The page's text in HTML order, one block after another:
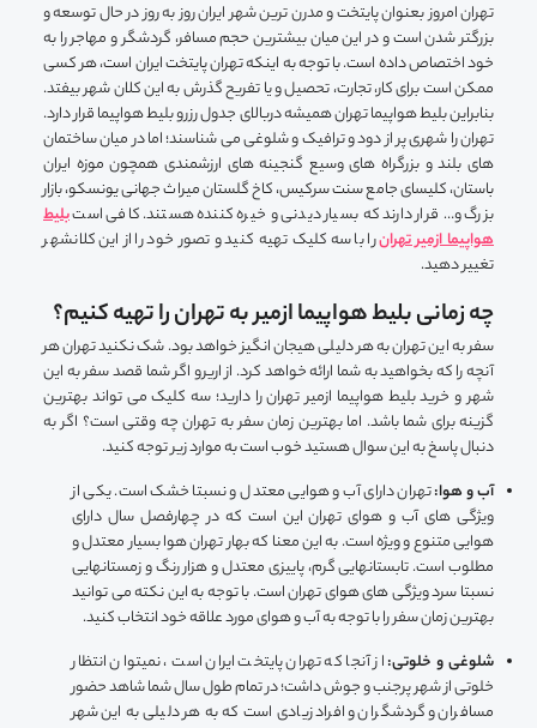
تهران امروز بعنوان پایتخت و مدرن ترین شهر ایران روز به روز در حال توسعه و
بزرگتر شدن است و در این میان بیشترین حجم مسافر، گردشگر و مهاجر را به
خود اختصاص داده است. با توجه به اینکه تهران پایتخت ایران است، هر کسی
ممکن است برای کار، تجارت، تحصیل و یا تفریح گذرش به این کلان شهر بیفتد.
بنابراین بلیط هواپیما تهران همیشه دربالای جدول رزرو بلیط هواپیما قرار دارد.
تهران را شهری پر از دود و ترافیک و شلوغی می شناسند؛ اما در میان ساختمان
های بلند و بزرگراه های وسیع گنجینه های ارزشمندی همچون موزه ایران
باستان، کلیسای جامع سنت سرکیس، کاخ گلستان میراث جهانی یونسکو، بازار
بزرگ و… قرار دارند که بسیار دیدنی و خیره کننده هستند. کافی استبلیط
هواپیما ازمیر تهرانرا با سه کلیک تهیه کنید و تصور خود را از این کلانشهر
تغییر دهید.
چه زمانی بلیط هواپیما ازمیر به تهران را تهیه کنیم؟
سفر به این تهران به هر دلیلی هیجان انگیز خواهد بود. شک نکنید تهران هر
آنچه را که بخواهید به شما ارائه خواهد کرد. از اریرو اگر شما قصد سفر به این
شهر و خرید بلیط هواپیما ازمیر تهران را دارید؛ سه کلیک می تواند بهترین
گزینه برای شما باشد. اما بهترین زمان سفر به تهران چه وقتی است؟ اگر به
دنبال پاسخ به این سوال هستید خوب است به موارد زیر توجه کنید.
آب و هوا:تهران دارای آب و هوایی معتدل و نسبتا خشک است. یکی از
ویژگی های آب و هوای تهران این است که در چهارفصل سال دارای
هوایی متنوع و ویژه است. به این معنا که بهار تهران هوا بسیار معتدل و
مطلوب است. تابستانهایی گرم، پاییزی معتدل و هزار رنگ و زمستانهایی
نسبتا سرد ویژگی های هوای تهران است. با توجه به این نکته می توانید
بهترین زمان سفر را با توجه به آب و هوای مورد علاقه خود انتخاب کنید.
شلوغی و خلوتی:از آنجا که تهران پایتخت ایران است ، نمیتوان انتظار
خلوتی از شهر پرجنب و جوش داشت؛ در تمام طول سال شما شاهد حضور
مسافران و گردشگران و افراد زیادی است که به هر دلیلی به این شهر